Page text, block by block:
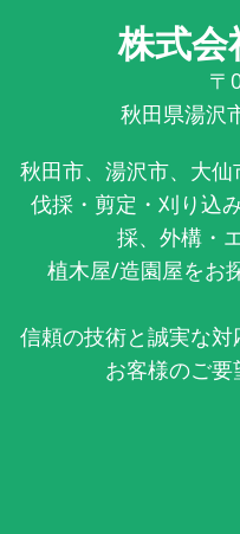
株式会
〒
秋田県湯沢
秋田市、湯沢市、大
伐採・剪定・刈り込
採、外構・
植木屋/造園屋をお
信頼の技術と誠実な
お客様のご要